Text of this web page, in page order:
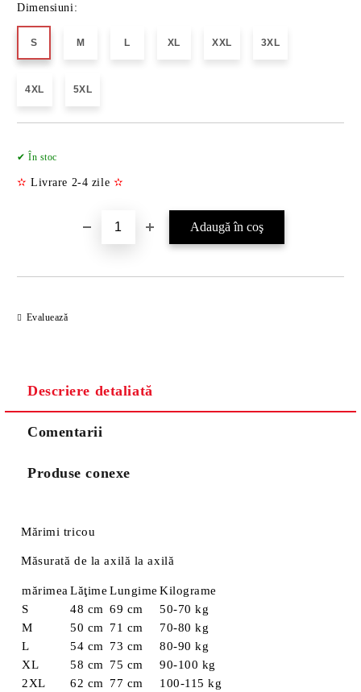
Dimensiuni:
S M L XL XXL 3XL
4XL 5XL
✔ În stoc
✫ Livrare 2-4 zile ✫
Evaluează
Descriere detaliată
Comentarii
Produse conexe
Mărimi tricou
Măsurată de la axilă la axilă
mărimea Lăţime Lungime Kilograme
S
48 cm 69 cm
50-70 kg
M
50 cm 71 cm
70-80 kg
L
54 cm 73 cm
80-90 kg
XL
58 cm 75 cm
90-100 kg
2XL
62 cm 77 cm
100-115 kg